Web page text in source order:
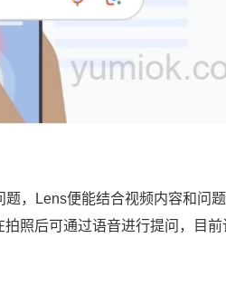
，Lens便能结合视频内容和问
照后可通过语音进行提问，目前